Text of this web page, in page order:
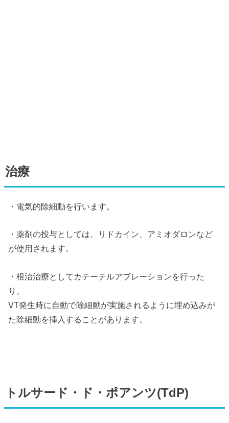
治療
・電気的除細動を行います。
・薬剤の投与としては、リドカイン、アミオダロンなど
が使用されます。
・根治治療としてカテーテルアブレーションを行った
り、
VT発生時に自動で除細動が実施されるように埋め込みが
た除細動を挿入することがあります。
トルサード・ド・ポアンツ(TdP)